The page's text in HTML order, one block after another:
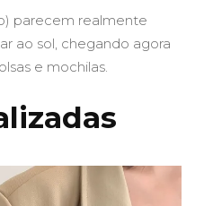
parecem realmente
ao sol, chegando agora
e mochilas.